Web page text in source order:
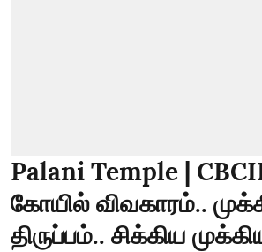
Palani Temple |
கோயில் விவகாரம்..
திருப்பம்.. சிக்கிய